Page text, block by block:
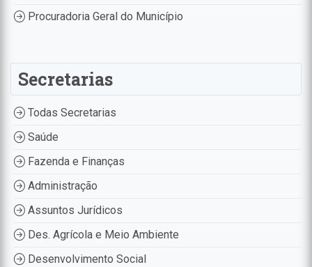
Procuradoria Geral do Município
Secretarias
Todas Secretarias
Saúde
Fazenda e Finanças
Administração
Assuntos Jurídicos
Des. Agrícola e Meio Ambiente
Desenvolvimento Social